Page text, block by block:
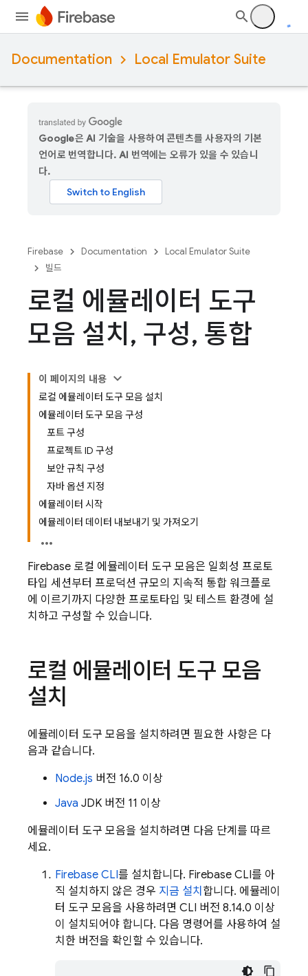
Documentation Local Emulator Suite
Google은 AI 기술을 사용하여 콘텐츠를 사용자의 기본
언어로 번역합니다. AI 번역에는 오류가 있을 수 있습니
다.
Firebase Documentation
Local Emulator Suite
빌드
로컬 에뮬레이터 도구
모음 설치 , 구성, 통합
이 페이지의 내용
로컬 에뮬레이터 도구 모음 설치
에뮬레이터 도구 모음 구성
포트 구성
프로젝트 ID 구성
보안 규칙 구성
자바 옵션 지정
에뮬레이터 시작
에뮬레이터 데이터 내보내기 및 가져오기
Firebase 로컬 에뮬레이터 도구 모음은 일회성 프로토
타입 세션부터 프로덕션 규모의 지속적 통합 워크플로
에 이르기까지 다양한 프로토타입 및 테스트 환경에 설
치하고 구성할 수 있습니다.
로컬 에뮬레이터 도구 모음
설치
에뮬레이터 도구 모음을 설치하려면 필요한 사항은 다
음과 같습니다.
Node.js 버전 16.0 이상
Java JDK 버전 11 이상
에뮬레이터 도구 모음을 설치하려면 다음 단계를 따르
세요.
Firebase CLI를 설치합니다. Firebase CLI를 아
직 설치하지 않은 경우 지금 설치 합니다. 에뮬레이
터 도구 모음을 사용하려면 CLI 버전 8.14.0 이상
이 설치되어야 합니다. 다음 명령어를 사용하여 설
치한 버전을 확인할 수 있습니다.